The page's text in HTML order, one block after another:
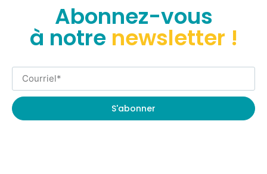
Abonnez-vous
à notre newsletter !
S'abonner